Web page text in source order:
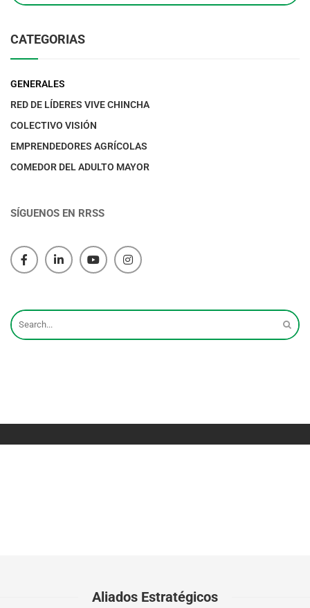
CATEGORIAS
GENERALES
RED DE LÍDERES VIVE CHINCHA
COLECTIVO VISIÓN
EMPRENDEDORES AGRÍCOLAS
COMEDOR DEL ADULTO MAYOR
SÍGUENOS EN RRSS
Aliados Estratégicos